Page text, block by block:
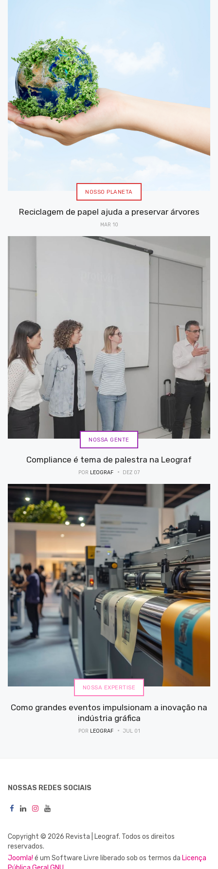
NOSSO PLANETA
Reciclagem de papel ajuda a preservar árvores
MAR 10
NOSSA GENTE
Compliance é tema de palestra na Leograf
POR LEOGRAF DEZ 07
NOSSA EXPERTISE
Como grandes eventos impulsionam a inovação na
indústria gráfica
POR LEOGRAF JUL 01
NOSSAS REDES SOCIAIS
Copyright © 2026 Revista | Leograf. Todos os direitos
reservados.
Joomla! é um Software Livre liberado sob os termos da Licença
Pública Geral GNU.